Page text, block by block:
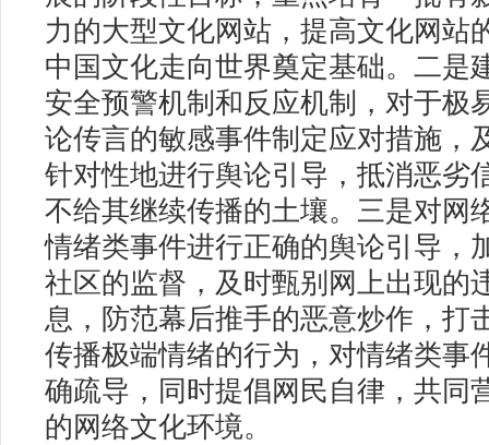
力的大型文化网站，提高文化网站
中国文化走向世界奠定基础。二是
安全预警机制和反应机制，对于极
论传言的敏感事件制定应对措施，
针对性地进行舆论引导，抵消恶劣
不给其继续传播的土壤。三是对网
情绪类事件进行正确的舆论引导，
社区的监督，及时甄别网上出现的
息，防范幕后推手的恶意炒作，打
传播极端情绪的行为，对情绪类事
确疏导，同时提倡网民自律，共同
的网络文化环境。